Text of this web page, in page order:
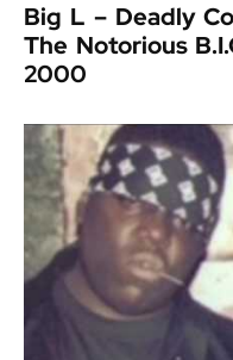
Big L – Deadly
The Notorious
2000